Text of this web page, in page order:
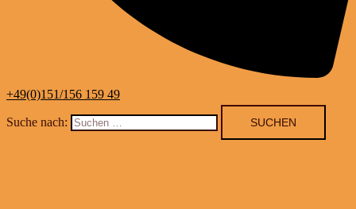
+49(0)151/156 159 49
Suche nach: